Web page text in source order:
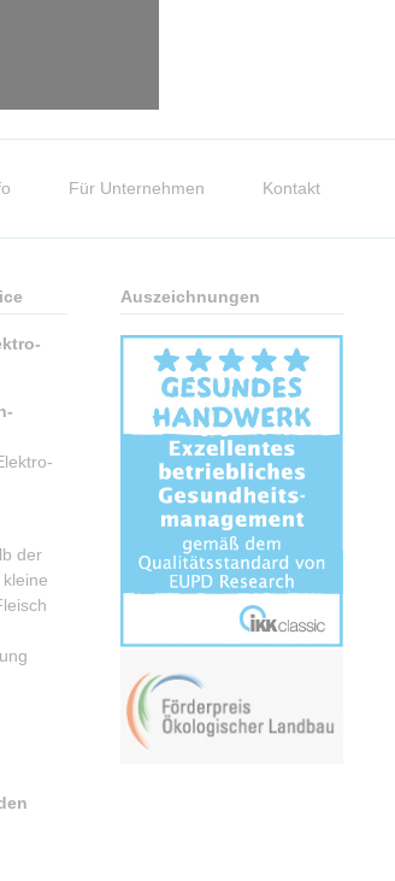
Für Unternehmen Kontakt
der
Auszeichnungen